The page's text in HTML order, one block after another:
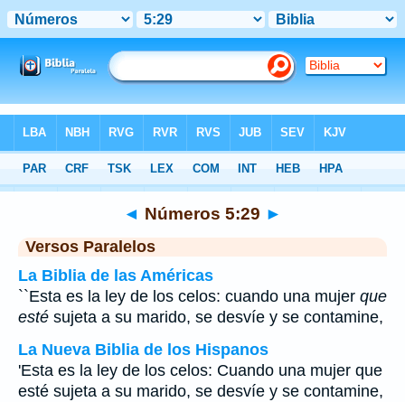
>Números Capítulo 5 > Verso 29
◄ Números 5:29 ►
Versos Paralelos
La Biblia de las Américas
``Esta es la ley de los celos: cuando una mujer que
esté sujeta a su marido, se desvíe y se contamine,
La Nueva Biblia de los Hispanos
'Esta es la ley de los celos: Cuando una mujer que
esté sujeta a su marido, se desvíe y se contamine,